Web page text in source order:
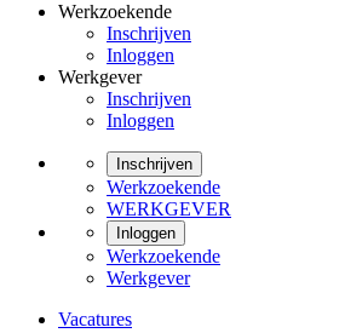
Werkzoekende
Inschrijven
Inloggen
Werkgever
Inschrijven
Inloggen
Inschrijven
Werkzoekende
WERKGEVER
Inloggen
Werkzoekende
Werkgever
Vacatures